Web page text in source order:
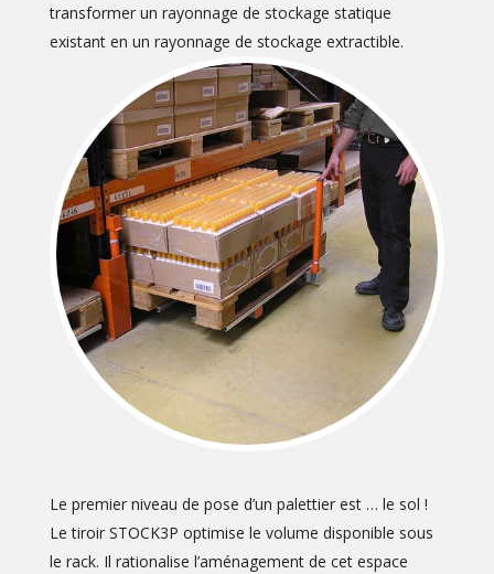
transformer un rayonnage de stockage statique
existant en un rayonnage de stockage extractible.
Le premier niveau de pose d’un palettier est … le sol !
Le tiroir STOCK3P optimise le volume disponible sous
le rack. Il rationalise l’aménagement de cet espace